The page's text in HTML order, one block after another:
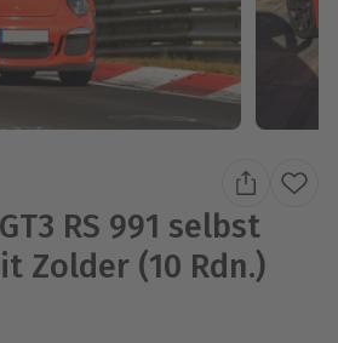
RS 991 selbst
Zolder (10 Rdn.)